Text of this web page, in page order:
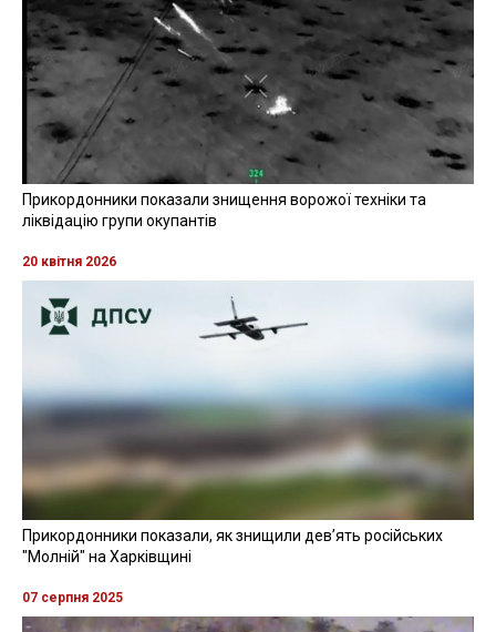
Прикордонники показали знищення ворожої техніки та
ліквідацію групи окупантів
20 квітня 2026
Прикордонники показали, як знищили девʼять російських
"Молній" на Харківщині
07 серпня 2025